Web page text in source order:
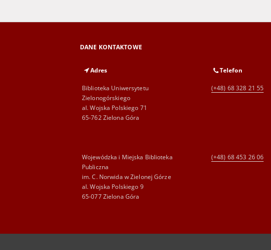
DANE KONTAKTOWE
Adres
Biblioteka Uniwersytetu
Zielonogórskiego
al. Wojska Polskiego 71
65-762 Zielona Góra
Telefon
(+48) 68 328 21 55
Wojewódzka i Miejska Biblioteka
Publiczna
im. C. Norwida w Zielonej Górze
al. Wojska Polskiego 9
65-077 Zielona Góra
(+48) 68 453 26 06